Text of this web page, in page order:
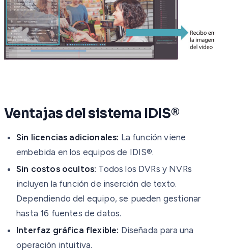
Ventajas del sistema IDIS®
Sin licencias adicionales: La función viene
embebida en los equipos de IDIS®.
Sin costos ocultos: Todos los DVRs y NVRs
incluyen la función de inserción de texto.
Dependiendo del equipo, se pueden gestionar
hasta 16 fuentes de datos.
Interfaz gráfica flexible: Diseñada para una
operación intuitiva.